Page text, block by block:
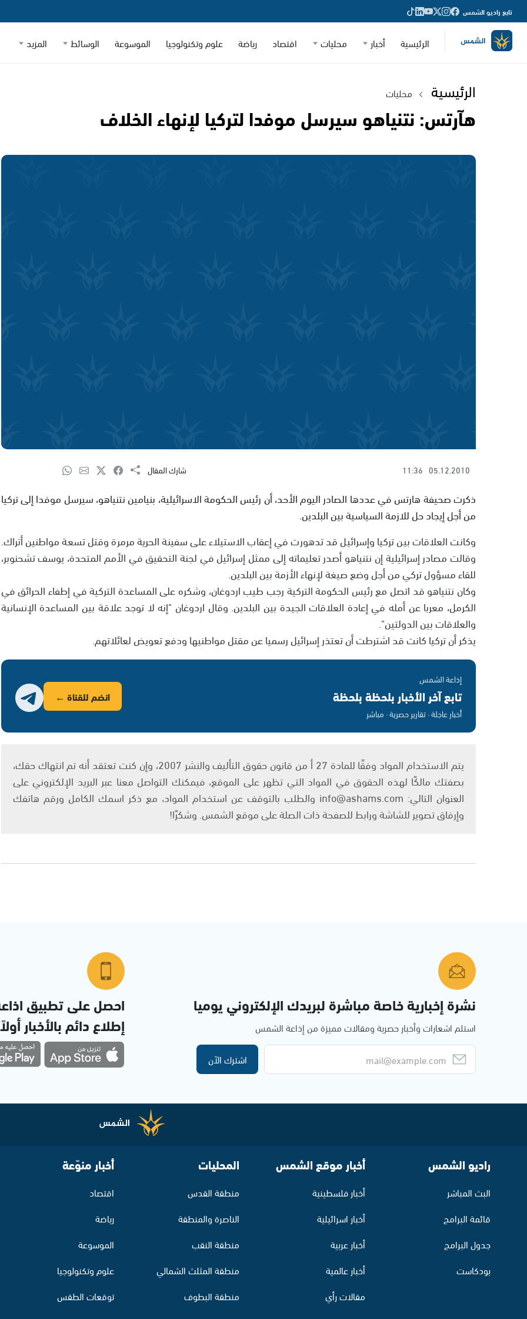
تابع راديو الشمس
الرئيسية أخبار محليات اقتصاد رياضة علوم وتكنولوجيا الموسوعة الوسائط المزيد
الرئيسية محليات
هآرتس: نتنياهو سيرسل موفدا لتركيا لإنهاء الخلاف
05.12.2010
11:36 شارك المقال
ذكرت صحيفة هارتس في عددها الصادر اليوم الأحد، أن رئيس الحكومة الاسرائيلية، بنيامين نتنياهو، سيرسل موفدا إلى تركيا
من أجل إيجاد حل للازمة السياسية بين البلدين.
وكانت العلاقات بين تركيا وإسرائيل قد تدهورت في إعقاب الاستيلاء على سفينة الحرية مرمرة وقتل تسعة مواطنين أتراك.
وقالت مصادر إسرائيلية إن نتنياهو أصدر تعليماته إلى ممثل إسرائيل في لجنة التحقيق في الأمم المتحدة، يوسف تشحنوبر،
للقاء مسؤول تركي من أجل وضع صيغة لإنهاء الأزمة بين البلدين.
وكان نتنياهو قد اتصل مع رئيس الحكومة التركية رجب طيب اردوغان، وشكره على المساعدة التركية في إطفاء الحرائق في
الكرمل، معربا عن أمله في إعادة العلاقات الجيدة بين البلدين. وقال اردوغان "إنه لا توجد علاقة بين المساعدة الإنسانية
والعلاقات بين الدولتين".
يذكر أن تركيا كانت قد اشترطت أن تعتذر إسرائيل رسميا عن مقتل مواطنيها ودفع تعويض لعائلاتهم.
إذاعة الشمس
تابع آخر الأخبار بلحظة بلحظة
أخبار عاجلة · تقارير حصرية · مباشر
انضم للقناة ←
يتم الاستخدام المواد وفقًا للمادة 27 أ من قانون حقوق التأليف والنشر 2007، وإن كنت تعتقد أنه تم انتهاك حقك،
بصفتك مالكًا لهذه الحقوق في المواد التي تظهر على الموقع، فيمكنك التواصل معنا عبر البريد الإلكتروني على
العنوان التالي: info@ashams.com والطلب بالتوقف عن استخدام المواد، مع ذكر اسمك الكامل ورقم هاتفك
وإرفاق تصوير للشاشة ورابط للصفحة ذات الصلة على موقع الشمس. وشكرًا!
نشرة إخبارية خاصة مباشرة لبريدك الإلكتروني يوميا
استلم اشعارات وأخبار حصرية ومقالات مميزة من إذاعة الشمس
اشترك الآن
احصل على تطبيق
إطلاع دائم بالأخبار
راديو الشمس
البث المباشر
قائمة البرامج
جدول البرامج
بودكاست
أخبار موقع الشمس
أخبار فلسطينية
أخبار اسرائيلية
أخبار عربية
أخبار عالمية
مقالات رأي
المحليات
منطقة القدس
الناصرة والمنطقة
منطقة النقب
منطقة المثلث الشمالي
منطقة البطوف
أخبار منوّعة
اقتصاد
رياضة
الموسوعة
علوم وتكنولوجيا
توقعات الطقس